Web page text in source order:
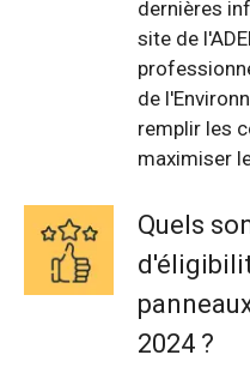
dernières
site de
de
remplir les
maximiser
Quels
2024 ?